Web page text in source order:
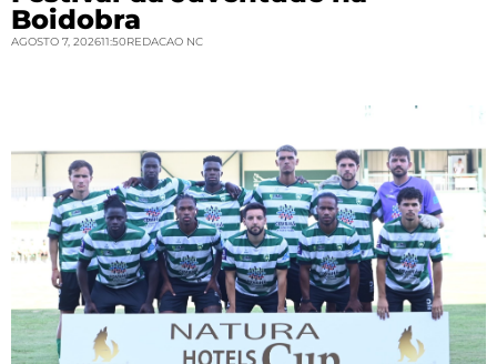
Boidobra
AGOSTO 7, 202611:50REDACAO NC